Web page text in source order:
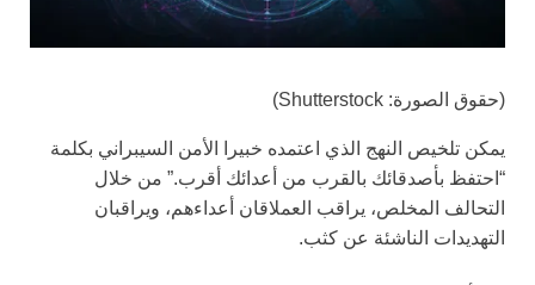
(حقوق الصورة: Shutterstock)
يمكن تلخيص النهج الذي اعتمده خبيرا الأمن السيبراني بكلمة
“احتفظ بأصدقائك بالقرب من أعدائك أقرب.” من خلال
التحالف المخلص، يراقب العملاقان أعداءهم، ويراقبان
التهديدات الناشئة عن كثب.